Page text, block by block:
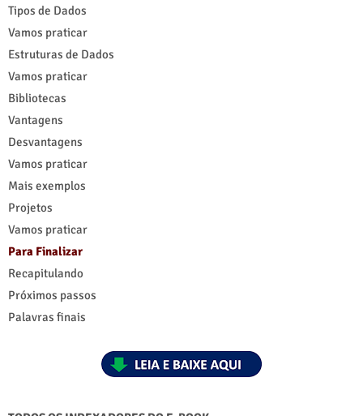
Tipos de Dados
Vamos praticar
Estruturas de Dados
Vamos praticar
Bibliotecas
Vantagens
Desvantagens
Vamos praticar
Mais exemplos
Projetos
Vamos praticar
Para Finalizar
Recapitulando
Próximos passos
Palavras finais